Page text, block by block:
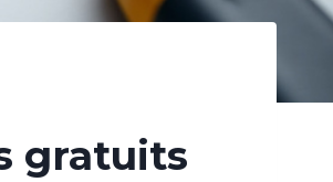
gratuits